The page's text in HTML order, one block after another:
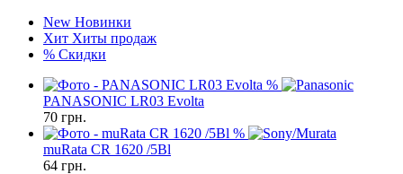
New Новинки
Хит Хиты продаж
% Скидки
%
PANASONIC LR03 Evolta
70 грн.
%
muRata CR 1620 /5Bl
64 грн.